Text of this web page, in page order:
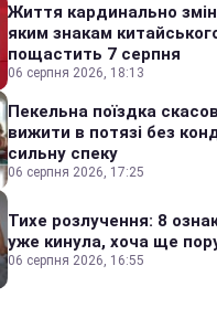
Життя кардинально
яким знакам
пощастить 7 серпня
06 серпня 2026, 18:13
Пекельна поїздка
вижити в потязі без
сильну спеку
06 серпня 2026, 17:25
Тихе розлучення: 8
уже кинула, хоча ще
06 серпня 2026, 16:55